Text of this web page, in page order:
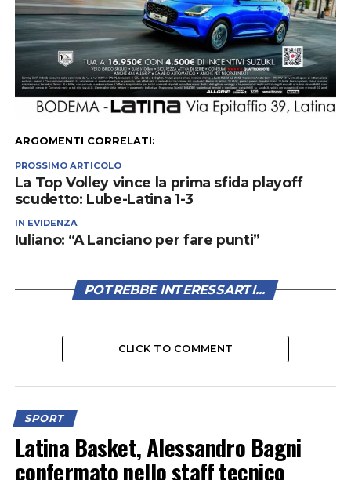
ARGOMENTI CORRELATI:
PROSSIMO ARTICOLO
La Top Volley vince la prima sfida playoff
scudetto: Lube-Latina 1-3
IN EVIDENZA
Iuliano: “A Lanciano per fare punti”
POTREBBE INTERESSARTI...
CLICK TO COMMENT
SPORT
Latina Basket, Alessandro Bagni
confermato nello staff tecnico